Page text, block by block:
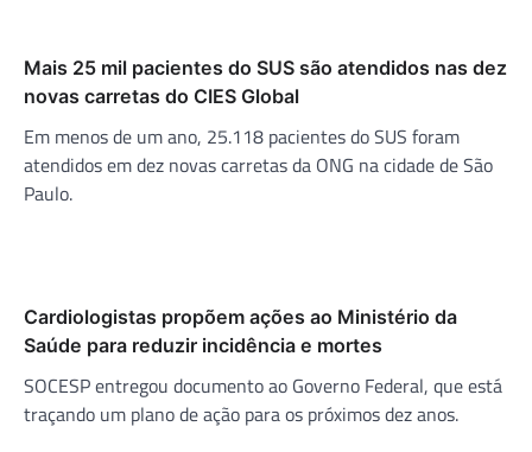
Mais 25 mil pacientes do SUS são atendidos nas dez
novas carretas do CIES Global
Em menos de um ano, 25.118 pacientes do SUS foram
atendidos em dez novas carretas da ONG na cidade de São
Paulo.
Cardiologistas propõem ações ao Ministério da
Saúde para reduzir incidência e mortes
SOCESP entregou documento ao Governo Federal, que está
traçando um plano de ação para os próximos dez anos.